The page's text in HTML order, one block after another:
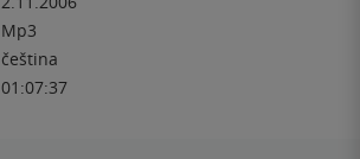
Mp3
čeština
01:07:37